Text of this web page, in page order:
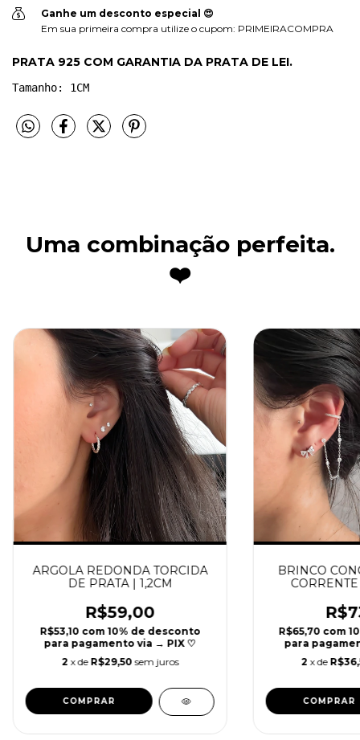
Ganhe um desconto especial 😍
Em sua primeira compra utilize o cupom: PRIMEIRACOMPRA
PRATA 925 COM GARANTIA DA PRATA DE LEI.
Tamanho: 1CM
Uma combinação perfeita.
❤️
ARGOLA REDONDA TORCIDA
DE PRATA | 1,2CM
R$59,00
R$53,10 com 10% de desconto
para pagamento via → PIX ♡
2 x de R$29,50 sem juros
BRINCO
R$65,70 com
para
2 x de